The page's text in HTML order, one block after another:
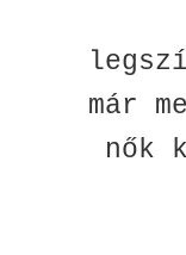
már
nők